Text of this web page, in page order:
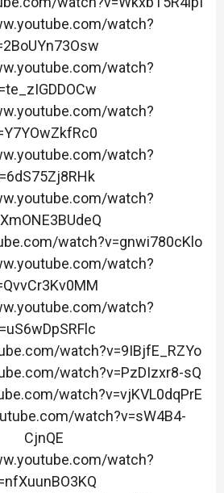
watch?
watch?
watch?
watch?
watch?
watch?v=gnwi780cKlo
watch?
watch?
watch?v=9IBjfE_RZYo
watch?v=PzDIzxr8-sQ
watch?v=vjKVL0dqPrE
watch?v=sW4B4-
CjnQE
watch?